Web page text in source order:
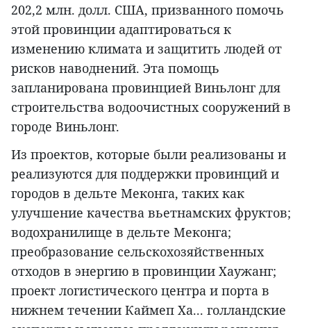
202,2 млн. долл. США, призванного помочь
этой провинции адаптироваться к
изменению климата и защитить людей от
рисков наводнений. Эта помощь
запланирована провинцией Виньлонг для
строительства водоочистных сооружений в
городе Виньлонг.
Из проектов, которые были реализованы и
реализуются для поддержки провинций и
городов в дельте Меконга, таких как
улучшение качества вьетнамских фруктов;
водохранилище в дельте Меконга;
преобразование сельскохозяйственных
отходов в энергию в провинции Хаужанг;
проект логистического центра и порта в
нижнем течении Каймеп Ха... голландские